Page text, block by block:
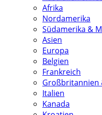
Afrika
Nordamerika
Südamerika &
Asien
Europa
Belgien
Frankreich
Großbritannien
Italien
Kanada